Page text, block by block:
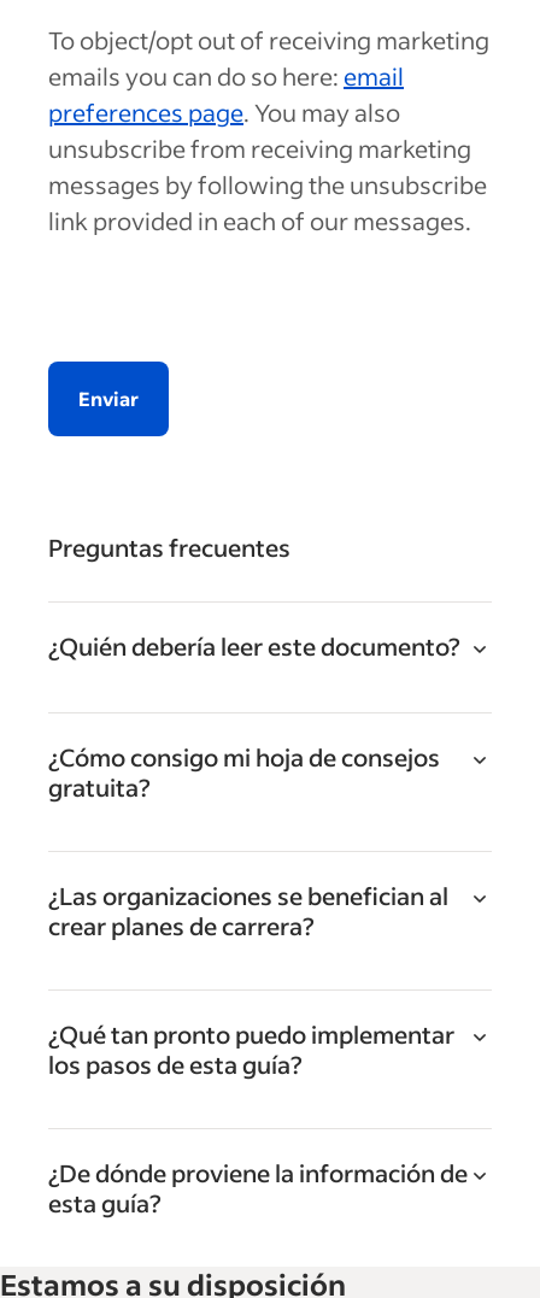
To object/opt out of receiving marketing
emails you can do so here: email
preferences page. You may also
unsubscribe from receiving marketing
messages by following the unsubscribe
link provided in each of our messages.
Enviar
Preguntas frecuentes
¿Quién debería leer este documento?
¿Cómo consigo mi hoja de consejos
gratuita?
¿Las organizaciones se benefician al
crear planes de carrera?
¿Qué tan pronto puedo implementar
los pasos de esta guía?
¿De dónde proviene la información de
esta guía?
Estamos a su disposición